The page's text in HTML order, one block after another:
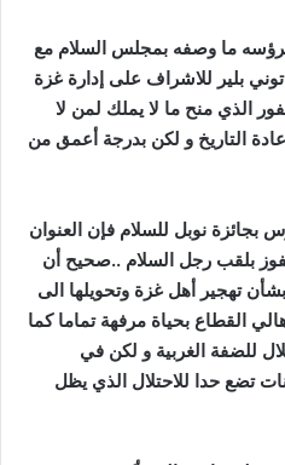
ما وصفه بمجلس السلام مع
بلير للاشراف على إدارة غزة
الذي منح ما لا يملك لمن لا
التاريخ و لكن بدرجة أعمق من
بجائزة نوبل للسلام فإن العنوان
بلقب رجل السلام ..صحيح أن
تهجير أهل غزة وتحويلها الى
القطاع بحياة مرفهة تماما كما
للضفة الغربية و لكن في
تضع حدا للاحتلال الذي يظل